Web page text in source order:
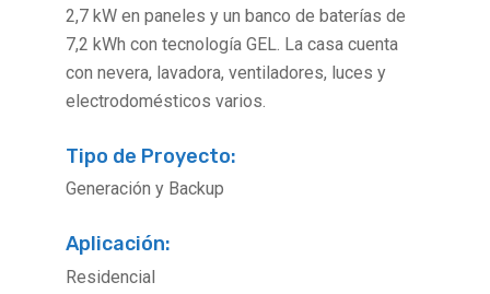
2,7 kW en paneles y un banco de baterías de
7,2 kWh con tecnología GEL. La casa cuenta
con nevera, lavadora, ventiladores, luces y
electrodomésticos varios.
Tipo de Proyecto:
Generación y Backup
Aplicación:
Residencial